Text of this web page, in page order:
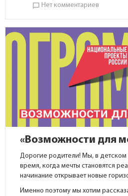
chat_bubble_outline Нет комментариев
«Возможности для
Дорогие родители! Мы, в детском
время, когда мечты становятся
начинание открывает новые
Именно поэтому мы хотим